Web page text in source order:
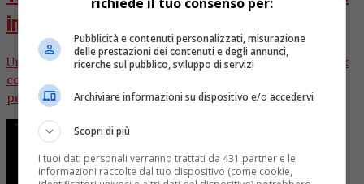
in onda (ANTEPRIMA OAPLUS)
Una fonte vicina alla produzione del programma di Netflix
condotto da Selvaggia Lucarelli ci ha confessato in che
periodo saranno...
Pubblicità e contenuti personalizzati, misurazione
delle prestazioni dei contenuti e degli annunci,
ricerche sul pubblico, sviluppo di servizi
Archiviare informazioni su dispositivo e/o accedervi
Scopri di più
I tuoi dati personali verranno trattati da 431 partner e le
informazioni raccolte dal tuo dispositivo (come cookie,